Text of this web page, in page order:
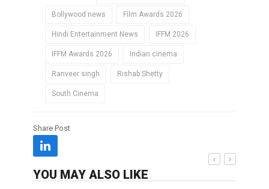
Bollywood news Film Awards 2026
Hindi Entertainment News IFFM 2026
IFFM Awards 2026 Indian cinema
Ranveer singh Rishab Shetty
South Cinema
Share Post
YOU MAY ALSO LIKE